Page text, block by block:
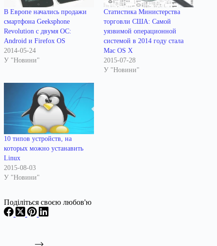
В Европе начались продажи
смартфона Geeksphone
Revolution с двумя ОС:
Android и Firefox OS
2014-05-24
У "Новини"
Статистика Министерства
торговли США: Самой
уязвимой операционной
системой в 2014 году стала
Mac OS X
2015-07-28
У "Новини"
10 типов устройств, на
которых можно устанавить
Linux
2015-08-03
У "Новини"
Поділіться своєю любов'ю